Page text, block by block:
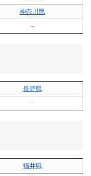
神奈川県
–
長野県
–
福井県